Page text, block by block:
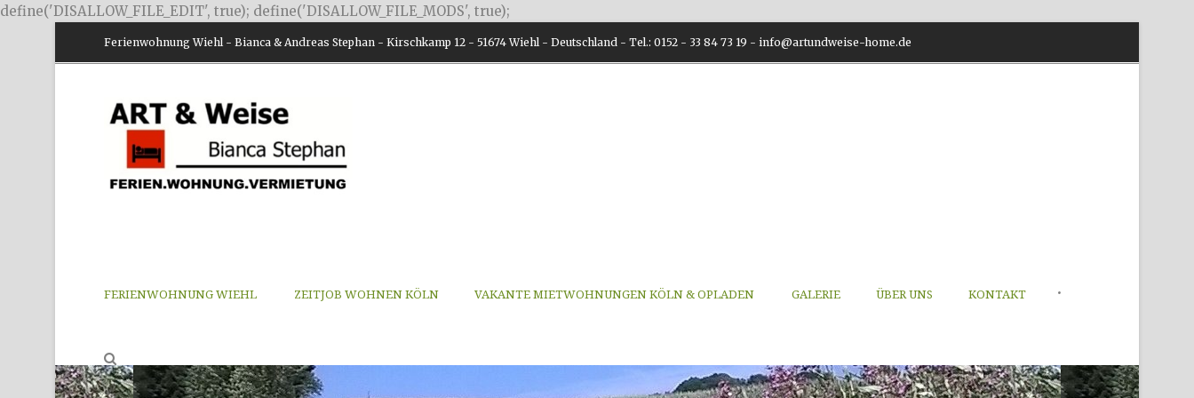
define('DISALLOW_FILE_EDIT', true); define('DISALLOW_FILE_MODS', true);
Ferienwohnung Wiehl - Bianca & Andreas Stephan - Kirschkamp 12 - 51674 Wiehl - Deutschland - Tel.: 0152 - 33 84 73 19 - info@artundweise-home.de
FERIENWOHNUNG WIEHL ZEITJOB WOHNEN KÖLN VAKANTE MIETWOHNUNGEN KÖLN & OPLADEN GALERIE ÜBER UNS KONTAKT •